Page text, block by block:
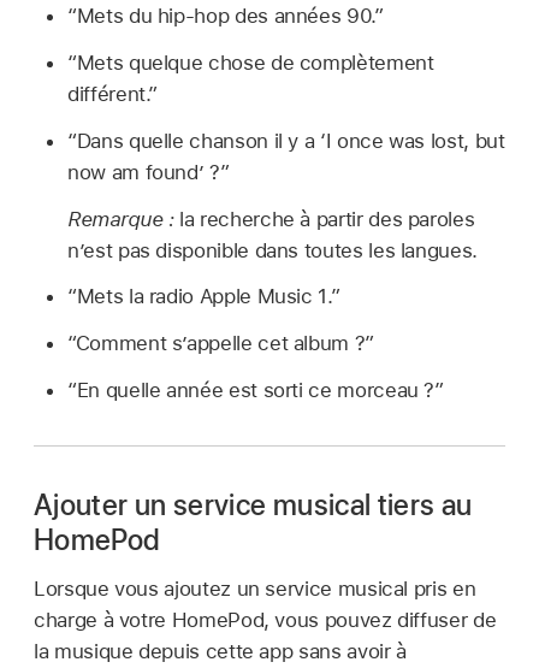
“Mets du hip-hop des années 90.”
“Mets quelque chose de complètement
différent.”
“Dans quelle chanson il y a ‘I once was lost, but
now am found’ ?”
Remarque : la recherche à partir des paroles
n’est pas disponible dans toutes les langues.
“Mets la radio Apple Music 1.”
“Comment s’appelle cet album ?”
“En quelle année est sorti ce morceau ?”
Ajouter un service musical tiers au
HomePod
Lorsque vous ajoutez un service musical pris en
charge à votre HomePod, vous pouvez diffuser de
la musique depuis cette app sans avoir à